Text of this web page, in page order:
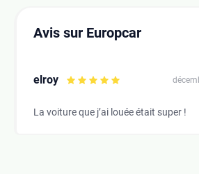
Avis sur Europcar
elroy
La voiture que j’ai louée était super !